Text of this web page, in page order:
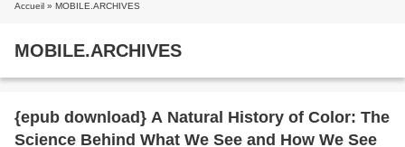
Accueil » MOBILE.ARCHIVES
MOBILE.ARCHIVES
{epub download} A Natural History of Color: The
Science Behind What We See and How We See